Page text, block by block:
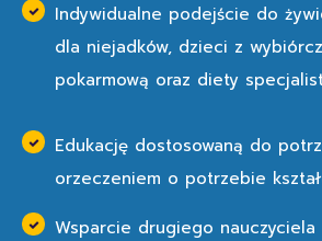
Indywidualne podejście do
dla niejadków, dzieci z
pokarmową oraz diety
Edukację dostosowaną do
orzeczeniem o potrzebie
Wsparcie drugiego nauczyciela